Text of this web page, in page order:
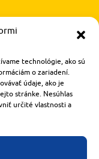
technológie, ako sú
o zariadení.
údaje, ako je
stránke. Nesúhlas
určité vlastnosti a
087
bytomashalo.com